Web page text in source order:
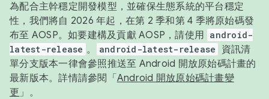
為配合主幹穩定開發模型，並確保生態系統的平台穩定
性，我們將自 2026 年起，在第 2 季和第 4 季將原始碼發
布至 AOSP。如要建構及貢獻 AOSP，請使用 android-
latest-release 。 android-latest-release
資訊清
單分支版本一律會參照推送至 Android 開放原始碼計畫的
最新版本。詳情請參閱「 Android 開放原始碼計畫變
更 」。